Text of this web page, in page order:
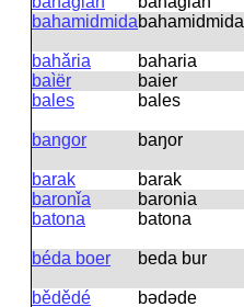
bahamidmidabahamidmida
bahǎria
baharia
baìër
baier
bales
bales
bangor
baŋor
barak
barak
baronǐa
baronia
batona
batona
béda boer
beda bur
bědědé
bədəde